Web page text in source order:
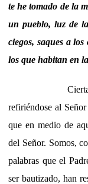
te he tomado de la
un pueblo, luz de
ciegos, saques a
los que habitan en
Ciertamente,
refiriéndose al
que en medio de
del Señor. Somos,
palabras que el
ser bautizado, han